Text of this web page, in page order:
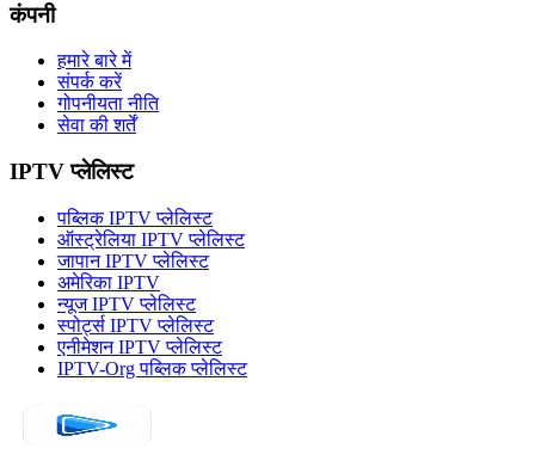
कंपनी
हमारे बारे में
संपर्क करें
गोपनीयता नीति
सेवा की शर्तें
IPTV प्लेलिस्ट
पब्लिक IPTV प्लेलिस्ट
ऑस्ट्रेलिया IPTV प्लेलिस्ट
जापान IPTV प्लेलिस्ट
अमेरिका IPTV
न्यूज IPTV प्लेलिस्ट
स्पोर्ट्स IPTV प्लेलिस्ट
एनीमेशन IPTV प्लेलिस्ट
IPTV-Org पब्लिक प्लेलिस्ट